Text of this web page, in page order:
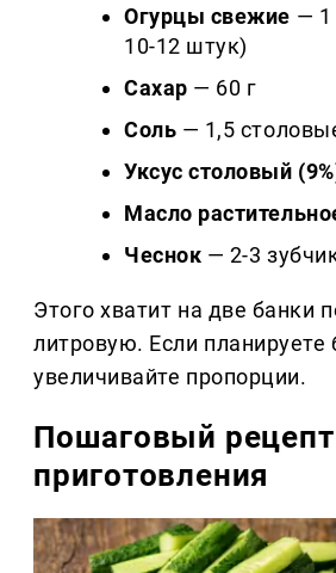
Огурцы свежие — 1
10-12 штук)
Сахар — 60 г
Соль — 1,5
Уксус столовый
Масло
Чеснок — 2-3
Этого хватит на две банки
литровую. Если
увеличивайте пропорции.
Пошаговый рецепт
приготовления